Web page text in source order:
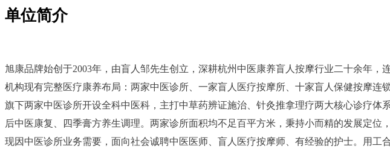
单位简介
旭康品牌始创于2003年，由盲人邹先生创立，深耕杭州中医康养盲人按摩行业二十余年，
机构现有完整医疗康养布局：两家中医诊所、一家盲人医疗按摩所、十家盲人保健按摩连
旗下两家中医诊所开设全科中医科，主打中草药辨证施治、针灸推拿理疗两大核心诊疗
后中医康复、四季膏方养生调理。两家诊所面积均不足百平方米，秉持小而精的发展定
现因中医诊所业务需要，面向社会诚聘中医医师、盲人医疗按摩师、有经验的护士。用